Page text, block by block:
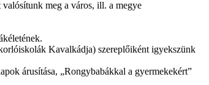
meg a város, ill. a megye
Kavalkádja) szereplőiként igyekszünk
árusítása, „Rongybabákkal a gyermekekért”